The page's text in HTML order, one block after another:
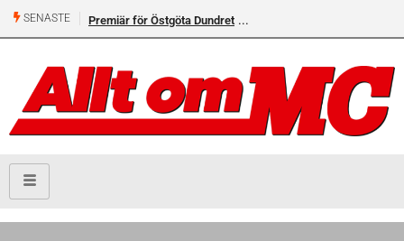
SENASTE Premiär för Östgöta Dundret